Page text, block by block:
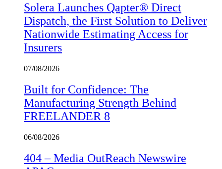
Solera Launches Qapter® Direct
Dispatch, the First Solution to Deliver
Nationwide Estimating Access for
Insurers
07/08/2026
Built for Confidence: The
Manufacturing Strength Behind
FREELANDER 8
06/08/2026
404 – Media OutReach Newswire